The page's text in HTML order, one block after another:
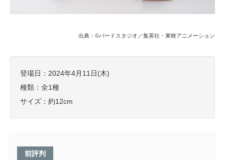
出典：©バードスタジオ／集英社・東映アニメーション
登場日：2024年4月11日(木)
種類：全1種
サイズ：約12cm
前評判